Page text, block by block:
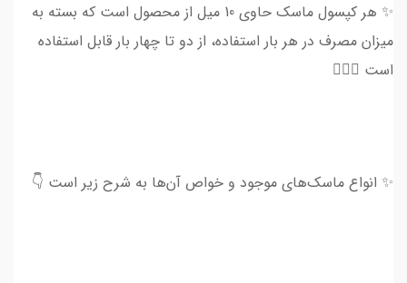
✨ هر کپسول ماسک حاوی 10 میل از محصول است که بسته به
میزان مصرف در هر بار استفاده، از دو تا چهار بار قابل استفاده
است 💆🏻‍♀
✨ انواع ماسک‌های موجود و خواص آن‌ها به شرح زیر است 👇